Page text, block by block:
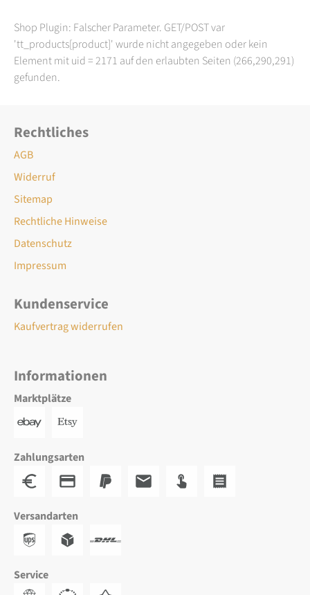
Shop Plugin: Falscher Parameter. GET/POST var
'tt_products[product]' wurde nicht angegeben oder kein
Element mit uid = 2171 auf den erlaubten Seiten (266,290,291)
gefunden.
Rechtliches
AGB
Widerruf
Sitemap
Rechtliche Hinweise
Datenschutz
Impressum
Kundenservice
Kaufvertrag widerrufen
Informationen
Marktplätze
Zahlungsarten
Versandarten
Service